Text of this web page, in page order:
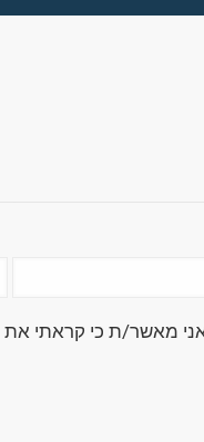
מאשר/ת כי קראתי את